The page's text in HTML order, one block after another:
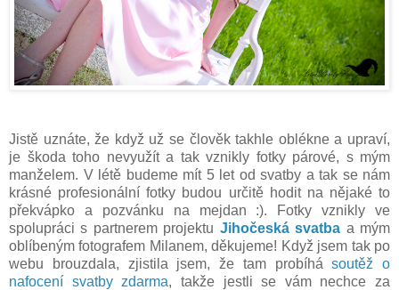
Jistě uznáte, že když už se člověk takhle oblékne a upraví,
je škoda toho nevyužít a tak vznikly fotky párové, s mým
manželem. V létě budeme mít 5 let od svatby a tak se nám
krásné profesionální fotky budou určitě hodit na nějaké to
překvápko a pozvánku na mejdan :). Fotky vznikly ve
spolupráci s partnerem projektu Jihočeská svatba a mým
oblíbeným fotografem Milanem, děkujeme! Když jsem tak po
webu brouzdala, zjistila jsem, že tam probíhásoutěž o
nafocení svatby zdarma, takže jestli se vám nechce za